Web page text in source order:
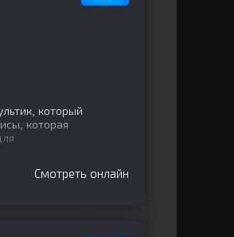
который
которая
Смотреть онлайн